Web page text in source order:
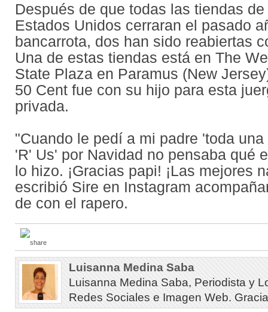
Después de que todas las tiendas
Estados Unidos cerraran el pasado
bancarrota, dos han sido reabiertas
Una de estas tiendas está en The
State Plaza en Paramus (New
50 Cent fue con su hijo para esta
privada.
"Cuando le pedí a mi padre 'toda
'R' Us' por Navidad no pensaba qué
lo hizo. ¡Gracias papi! ¡Las mejores
escribió Sire en Instagram
de con el rapero.
Luisanna Medina Saba
Luisanna Medina Saba, Periodista y
Redes Sociales e Imagen Web.